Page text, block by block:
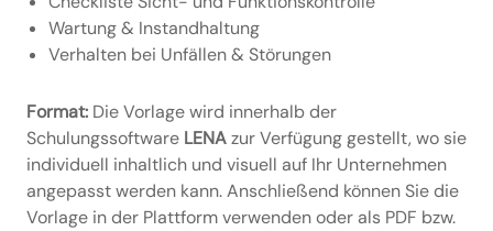
Wartung & Instandhaltung
Verhalten bei Unfällen & Störungen
Format: Die Vorlage wird innerhalb der
Schulungssoftware LENAzur Verfügung gestellt, wo sie
individuell inhaltlich und visuell auf Ihr Unternehmen
angepasst werden kann. Anschließend können Sie die
Vorlage in der Plattform verwenden oder als PDF bzw.